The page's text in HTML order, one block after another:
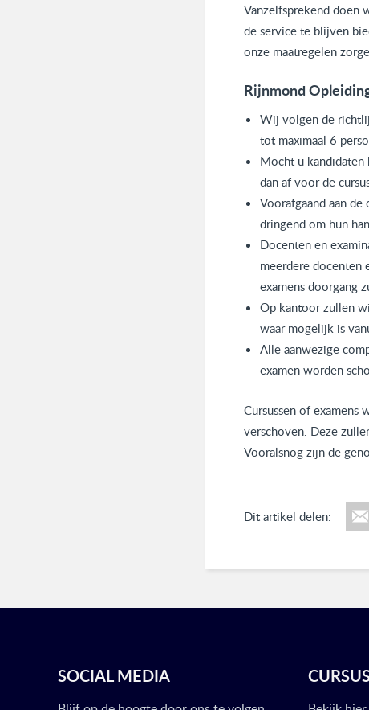
Vanzelfsprekend doen
de service te blijven
onze maatregelen
Rijnmond
Wij volgen de
tot maximaal 6
Mocht u
dan af voor de
Voorafgaand aan
dringend om hun
Docenten en
meerdere docenten
examens doorgang
Op kantoor zullen
waar mogelijk is
Alle aanwezige
examen worden
Cursussen of examens
verschoven. Deze
Vooralsnog zijn de
Dit artikel delen:
SOCIAL MEDIA